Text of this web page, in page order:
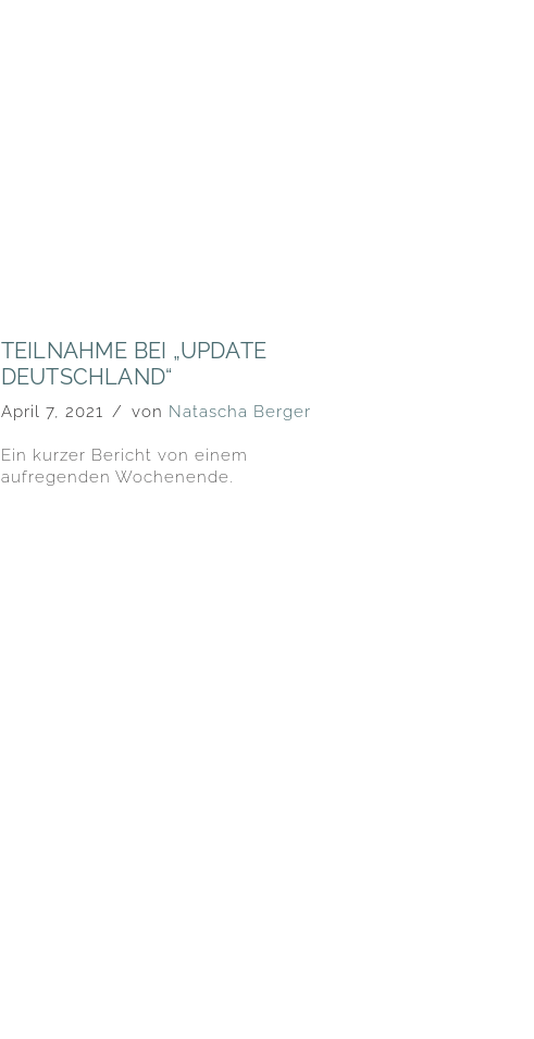
TEILNAHME BEI „UPDATE
DEUTSCHLAND“
April 7, 2021 von Natascha Berger
Ein kurzer Bericht von einem
aufregenden Wochenende.